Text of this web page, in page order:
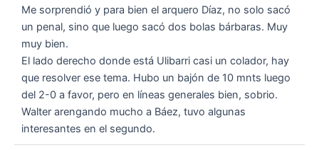
Me sorprendió y para bien el arquero Díaz, no solo sacó
un penal, sino que luego sacó dos bolas bárbaras. Muy
muy bien.
El lado derecho donde está Ulibarri casi un colador, hay
que resolver ese tema. Hubo un bajón de 10 mnts luego
del 2-0 a favor, pero en líneas generales bien, sobrio.
Walter arengando mucho a Báez, tuvo algunas
interesantes en el segundo.